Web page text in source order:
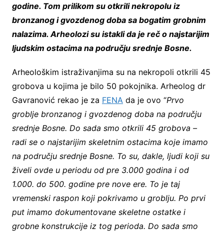
godine. Tom prilikom su otkrili nekropolu iz
bronzanog i gvozdenog doba sa bogatim grobnim
nalazima. Arheolozi su istakli da je reč o najstarijim
ljudskim ostacima na području srednje Bosne.
Arheološkim istraživanjima su na nekropoli otkrili 45
grobova u kojima je bilo 50 pokojnika. Arheolog dr
Gavranović rekao je za FENA da je ovo “Prvo
groblje bronzanog i gvozdenog doba na području
srednje Bosne. Do sada smo otkrili 45 grobova –
radi se o najstarijim skeletnim ostacima koje imamo
na području srednje Bosne. To su, dakle, ljudi koji su
živeli ovde u periodu od pre 3.000 godina i od
1.000. do 500. godine pre nove ere. To je taj
vremenski raspon koji pokrivamo u groblju. Po prvi
put imamo dokumentovane skeletne ostatke i
grobne konstrukcije iz tog perioda. Do sada smo